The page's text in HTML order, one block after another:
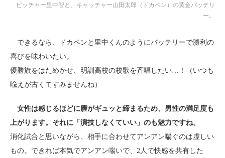
ピッチャー里中智と、キャッチャー山田太郎（ドカベン）の黄金バッテリ
ー。
できるなら、ドカベンと里中くんのようにバッテリーで勝利の
喜びを味わいたい。
優勝旗をはためかせ、明訓高校の校歌を斉唱したい…！（いつも
喩えが古くてすみませんね）
女性は感じるほどに膣がギュッと締まるため、男性の満足度も
上がります。それに「演技しなくていい」のも魅力ですね。
消化試合と思いながら、相手に合わせてアンアン喘ぐのは虚しい
もの。できれば本気でアンアン喘いで、2人で快感を共有した